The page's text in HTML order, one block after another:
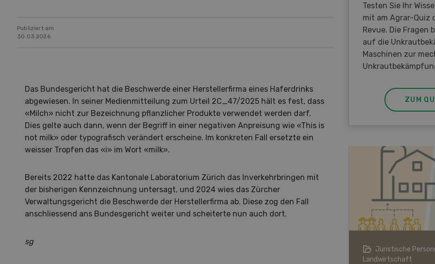
Publiziert am
30.03.2026
Das Bundesgericht hat die Beschwerde einer Herstellerfirma eines Haferdrinks
abgewiesen. In seiner Medienmitteilung zum Urteil 2C_47/2025 hält es fest, dass
«Milch» nicht zur Bezeichnung pflanzlicher Produkte verwendet werden darf.
Dies gelte auch dann, wenn der Begriff in einer negativen Anpreisung wie «This is
not milk» oder typografisch verändert erscheine. Im konkreten Fall ersetzte ein
weisser Tropfen das «i» im Wort «milk».
Bereits 2022 hatte das Kantonale Laboratorium Zürich das Inverkehrbringen mit
der bisherigen Kennzeichnung untersagt, und 2024 wies das Zürcher
Verwaltungsgericht die Beschwerde der Herstellerfirma ab. Diese zog den Fall
anschliessend ans Bundesgericht weiter und scheiterte nun auch dort.
sg
Testen Sie Ihr
mit am Agrar-Quiz
Revue. Die Fragen
auf die
Maschinen zur
ZUM
Juristische
Landwirtschaft